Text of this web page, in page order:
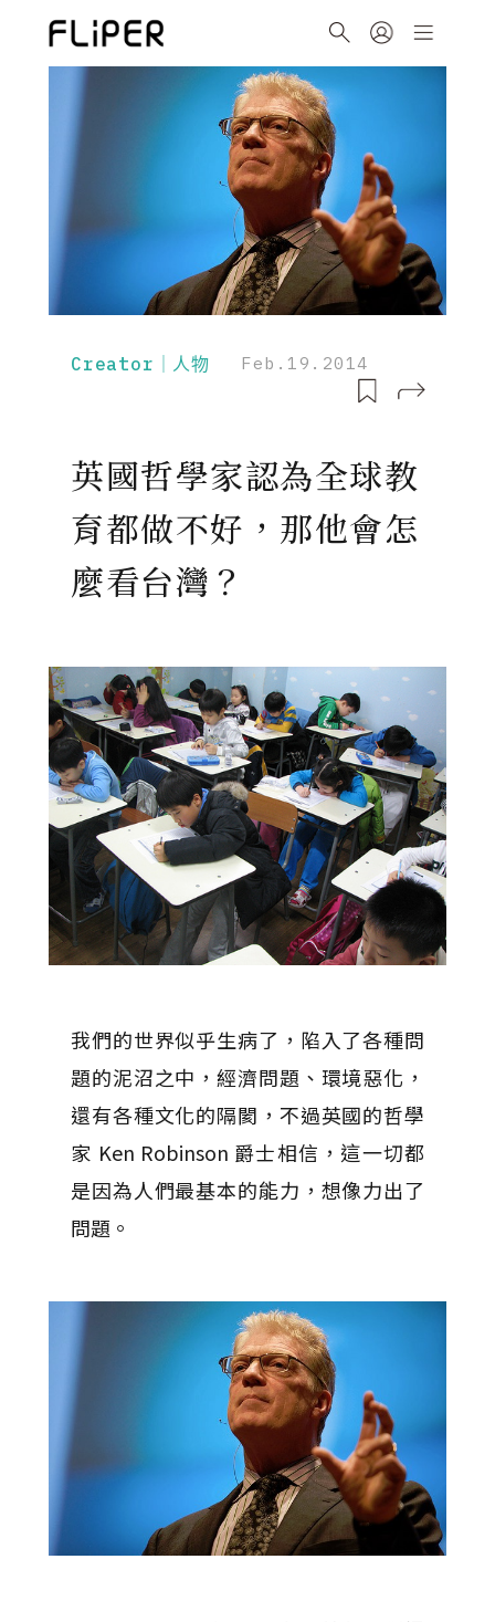
Creator｜人物 Feb.19.2014
英國哲學家認為全球教
育都做不好，那他會怎
麼看台灣？
我們的世界似乎生病了，陷入了各種問
題的泥沼之中，經濟問題、環境惡化，
還有各種文化的隔閡，不過英國的哲學
家 Ken Robinson 爵士相信，這一切都
是因為人們最基本的能力，想像力出了
問題。